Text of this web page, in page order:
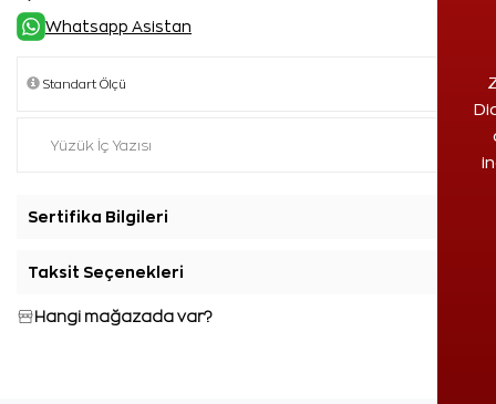
Whatsapp Asistan
Sertifika Bilgileri
Taksit Seçenekleri
Hangi mağazada var?